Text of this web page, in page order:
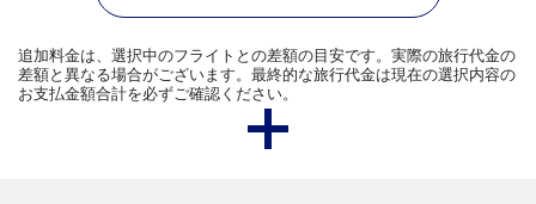
追加料金は、選択中のフライトとの差額の目安です。実際の旅行代金の
差額と異なる場合がございます。最終的な旅行代金は現在の選択内容の
お支払金額合計を必ずご確認ください。